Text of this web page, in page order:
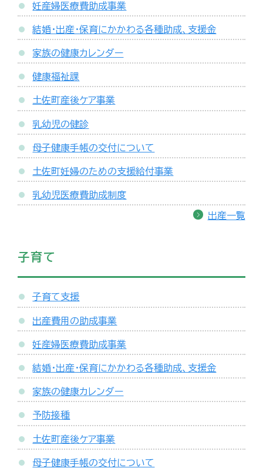
妊産婦医療費助成事業
結婚・出産・保育にかかわる各種助成、支援金
家族の健康カレンダー
健康福祉課
土佐町産後ケア事業
乳幼児の健診
母子健康手帳の交付について
土佐町妊婦のための支援給付事業
乳幼児医療費助成制度
出産一覧
子育て
子育て支援
出産費用の助成事業
妊産婦医療費助成事業
結婚・出産・保育にかかわる各種助成、支援金
家族の健康カレンダー
予防接種
土佐町産後ケア事業
母子健康手帳の交付について